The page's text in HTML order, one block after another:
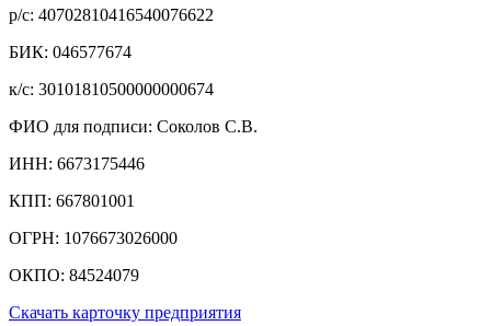
р/c: 40702810416540076622
БИК: 046577674
к/c: 30101810500000000674
ФИО для подписи: Соколов С.В.
ИНН: 6673175446
КПП: 667801001
ОГРН: 1076673026000
ОКПО: 84524079
Скачать карточку предприятия